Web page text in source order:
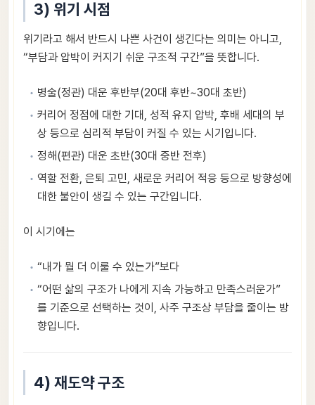
3) 위기 시점
위기라고 해서 반드시 나쁜 사건이 생긴다는 의미는 아니고,
“부담과 압박이 커지기 쉬운 구조적 구간”을 뜻합니다.
병술(정관) 대운 후반부(20대 후반~30대 초반)
커리어 정점에 대한 기대, 성적 유지 압박, 후배 세대의 부
상 등으로 심리적 부담이 커질 수 있는 시기입니다.
정해(편관) 대운 초반(30대 중반 전후)
역할 전환, 은퇴 고민, 새로운 커리어 적응 등으로 방향성에
대한 불안이 생길 수 있는 구간입니다.
이 시기에는
“내가 뭘 더 이룰 수 있는가”보다
“어떤 삶의 구조가 나에게 지속 가능하고 만족스러운가”
를 기준으로 선택하는 것이, 사주 구조상 부담을 줄이는 방
향입니다.
4) 재도약 구조